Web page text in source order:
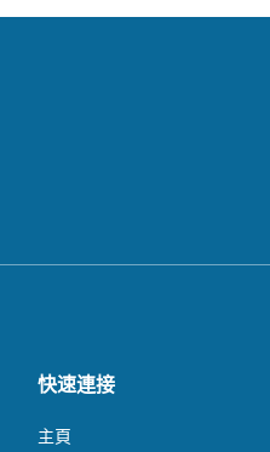
快速連接
主頁